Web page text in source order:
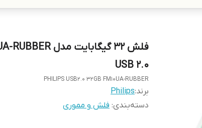
USB 2.0
PHILIPS USB2.0 32GB FM10UA-RUBBER
برند:Philips
دسته‌بندی: فلش و مموری